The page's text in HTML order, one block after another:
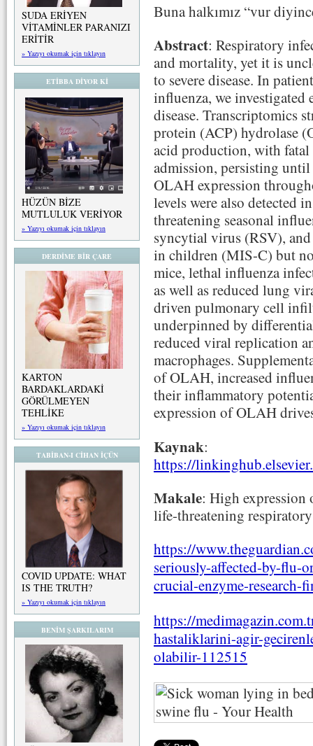
SUDA ERİYEN
VİTAMİNLER PARANIZI
ERİTİR
» Yazıyı okumak için tıklayın
ETİBBA DİYOR Kİ
HÜZÜN BİZE
MUTLULUK VERİYOR
» Yazıyı okumak için tıklayın
DERDİME BİR ÇARE
KARTON
BARDAKLARDAKİ
GÖRÜLMEYEN
TEHLİKE
» Yazıyı okumak için tıklayın
TABİBAN-I CİHAN İÇÜN
COVID UPDATE: WHAT
IS THE TRUTH?
» Yazıyı okumak için tıklayın
BENİM ŞARKILARIM
Buna halkımız “vur
Abstract: Respiratory
and mortality, yet it is
to severe disease. In
influenza, we
disease. Transcriptomics
protein (ACP) hydrolase
acid production, with
admission, persisting until
OLAH expression
levels were also detected
threatening seasonal
syncytial virus (RSV),
in children (MIS-C) but
mice, lethal influenza
as well as reduced lung
driven pulmonary cell
underpinned by
reduced viral replication
macrophages.
of OLAH, increased
their inflammatory
expression of OLAH
Kaynak:
https://
Makale: High expression
life-threatening
https://
seriously-affected-by-flu-
crucial-enzyme-research-
https://
hastaliklarini-agir-
olabilir-112515